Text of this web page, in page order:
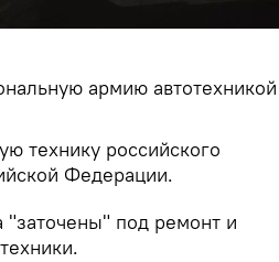
армию автотехникой
технику российского
Федерации.
"заточены" под ремонт и